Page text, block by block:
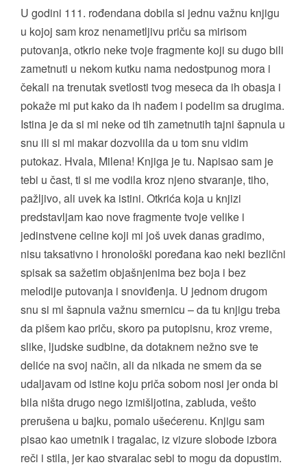
U godini 111. rođendana dobila si jednu važnu knjigu
u kojoj sam kroz nenametljivu priču sa mirisom
putovanja, otkrio neke tvoje fragmente koji su dugo bili
zametnuti u nekom kutku nama nedostpunog mora i
čekali na trenutak svetlosti tvog meseca da ih obasja i
pokaže mi put kako da ih nađem i podelim sa drugima.
Istina je da si mi neke od tih zametnutih tajni šapnula u
snu ili si mi makar dozvolila da u tom snu vidim
putokaz. Hvala, Milena! Knjiga je tu. Napisao sam je
tebi u čast, ti si me vodila kroz njeno stvaranje, tiho,
pažljivo, ali uvek ka istini. Otkrića koja u knjizi
predstavljam kao nove fragmente tvoje velike i
jedinstvene celine koji mi još uvek danas gradimo,
nisu taksativno i hronološki poređana kao neki bezlični
spisak sa sažetim objašnjenima bez boja i bez
melodije putovanja i snoviđenja. U jednom drugom
snu si mi šapnula važnu smernicu – da tu knjigu treba
da pišem kao priču, skoro pa putopisnu, kroz vreme,
slike, ljudske sudbine, da dotaknem nežno sve te
deliće na svoj način, ali da nikada ne smem da se
udaljavam od istine koju priča sobom nosi jer onda bi
bila ništa drugo nego izmišljotina, zabluda, vešto
prerušena u bajku, pomalo ušećerenu. Knjigu sam
pisao kao umetnik i tragalac, iz vizure slobode izbora
reči i stila, jer kao stvaralac sebi to mogu da dopustim.